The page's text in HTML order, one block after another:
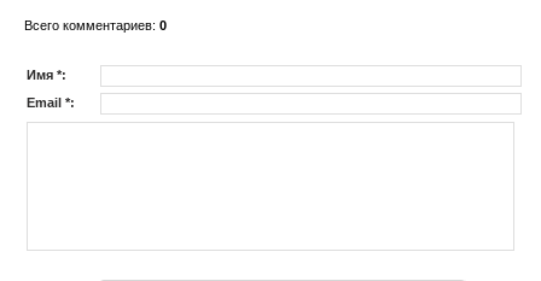
Всего комментариев: 0
Имя *:
Email *: